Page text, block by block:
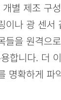
별 제조 구
이나 광 센
들을 원격으
합니다. 더
명확하게 파